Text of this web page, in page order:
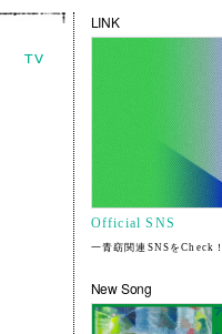
LINK
Official SNS
一青窈関連SNSをCheck！
New Song